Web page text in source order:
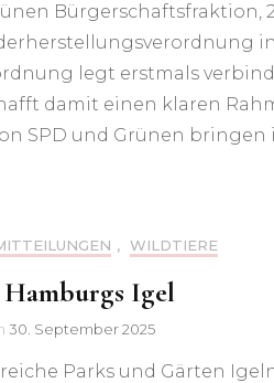
Bürgerschaftsfraktion,
legt erstmals
damit einen klaren
SPD und Grünen
, WILDTIERE
Igel
30. September 2025
Parks und Gärten